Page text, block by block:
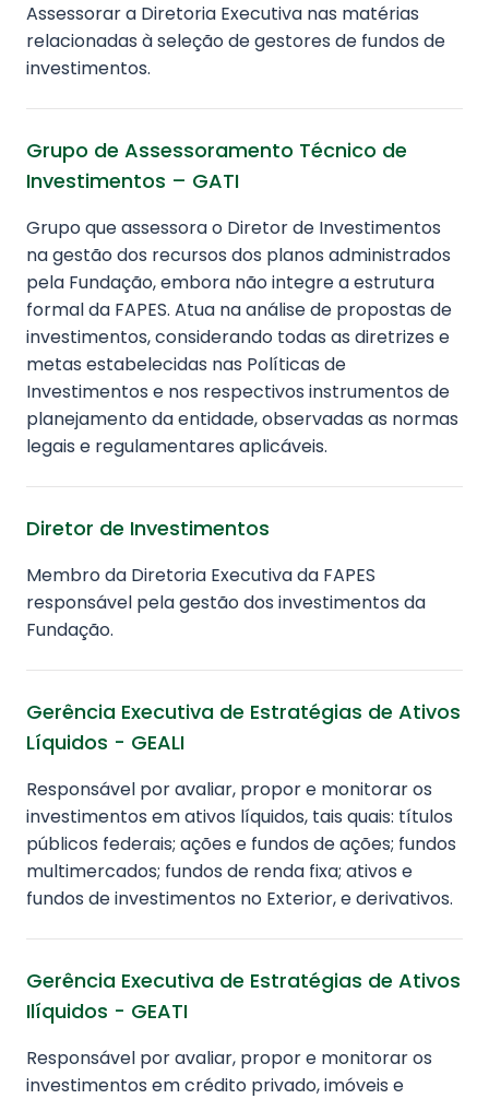
Assessorar a Diretoria Executiva nas matérias
relacionadas à seleção de gestores de fundos de
investimentos.
Grupo de Assessoramento Técnico de
Investimentos – GATI
Grupo que assessora o Diretor de Investimentos
na gestão dos recursos dos planos administrados
pela Fundação, embora não integre a estrutura
formal da FAPES. Atua na análise de propostas de
investimentos, considerando todas as diretrizes e
metas estabelecidas nas Políticas de
Investimentos e nos respectivos instrumentos de
planejamento da entidade, observadas as normas
legais e regulamentares aplicáveis.
Diretor de Investimentos
Membro da Diretoria Executiva da FAPES
responsável pela gestão dos investimentos da
Fundação.
Gerência Executiva de Estratégias de Ativos
Líquidos - GEALI
Responsável por avaliar, propor e monitorar os
investimentos em ativos líquidos, tais quais: títulos
públicos federais; ações e fundos de ações; fundos
multimercados; fundos de renda fixa; ativos e
fundos de investimentos no Exterior, e derivativos.
Gerência Executiva de Estratégias de Ativos
Ilíquidos - GEATI
Responsável por avaliar, propor e monitorar os
investimentos em crédito privado, imóveis e